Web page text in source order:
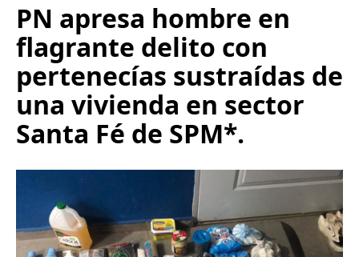
PN apresa hombre en
flagrante delito con
pertenecías sustraídas de
una vivienda en sector
Santa Fé de SPM*.